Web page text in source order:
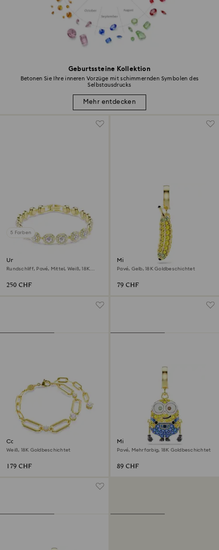
Geburtssteine Kollektion
Betonen Sie Ihre inneren Vorzüge mit schimmernden Symbolen des
Selbstausdrucks
Mehr entdecken
5 Farben
Una Angelic Armband
Rundschliff, Pavé, Mittel, Weiß, 18K
250 CHF
Minions Banana Charm
Pavé, Gelb, 18K Goldbeschichtet
79 CHF
Constella Armband
Weiß, 18K Goldbeschichtet
179 CHF
Minions Bob Charm
Pavé, Mehrfarbig, 18K Goldbeschichtet
89 CHF